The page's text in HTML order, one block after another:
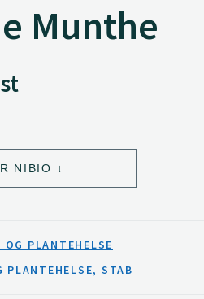
Munthe
NIBIO
PLANTEHELSE
STAB